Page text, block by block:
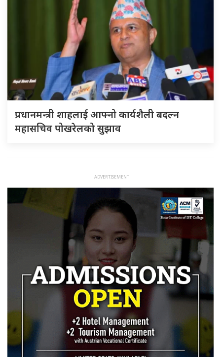
प्रधानमन्त्री शाहलाई आफ्नो कार्यशैली बदल्न
महासचिव पोखरेलको सुझाव